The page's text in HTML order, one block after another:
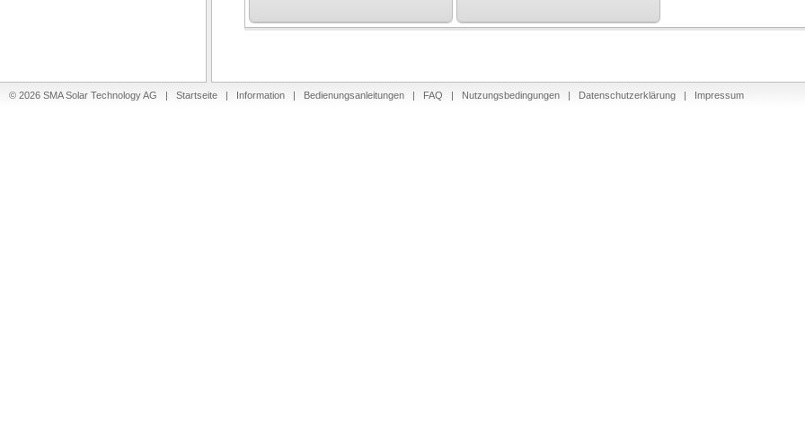
© 2026 SMA Solar Technology AG | Startseite | Information | Bedienungsanleitungen | FAQ | Nutzungsbedingungen | Datenschutzerklärung | Impressum